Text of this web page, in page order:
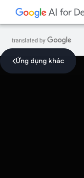
Ứng dụng khác